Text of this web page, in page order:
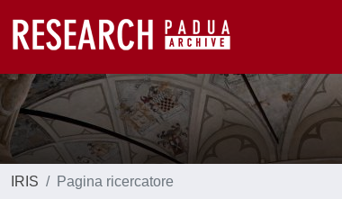
IRIS Pagina ricercatore